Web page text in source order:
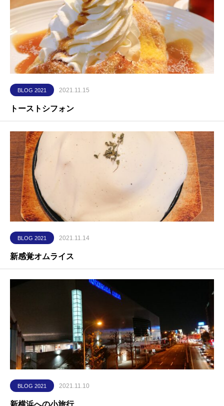
BLOG 2021 2021.11.15
トーストシフォン
BLOG 2021 2021.11.14
新感覚オムライス
BLOG 2021 2021.11.10
新横浜への小旅行